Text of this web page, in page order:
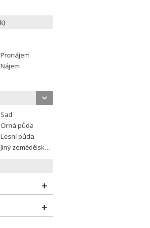
Pronájem
Nájem
Sad
Orná půda
Lesní půda
Jiný zemědělský pozemek